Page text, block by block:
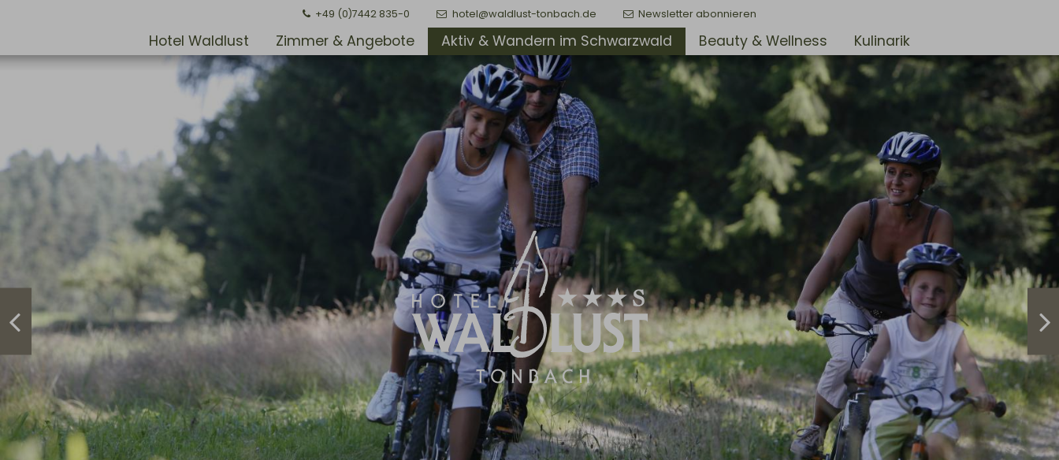
+49 (0)7442 835-0 hotel@waldlust-tonbach.de Newsletter abonnieren
Hotel Waldlust Zimmer & Angebote Aktiv & Wandern im Schwarzwald Beauty & Wellness Kulinarik